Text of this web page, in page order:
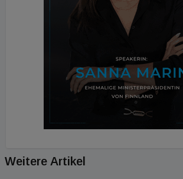
Weitere Artikel